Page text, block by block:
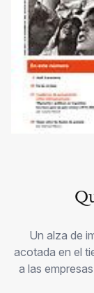
Un alza de
acotada en el
a las